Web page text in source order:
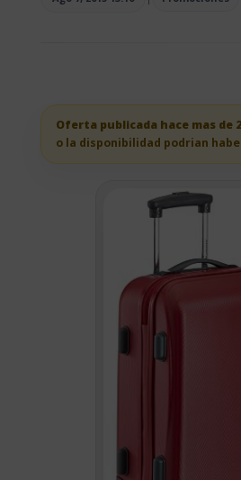
Oferta publicada hace mas de
o la disponibilidad podrian